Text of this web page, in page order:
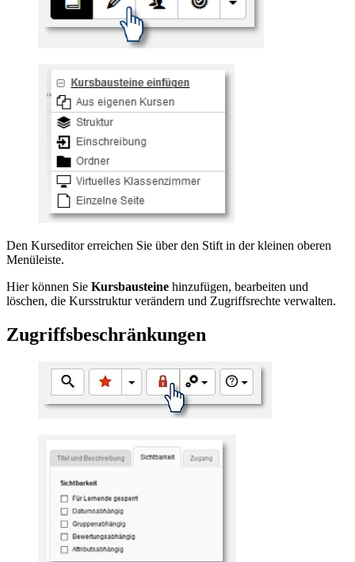
Den Kurseditor erreichen Sie über den Stift in der kleinen oberen
Menüleiste.
Hier können Sie Kursbausteine hinzufügen, bearbeiten und
löschen, die Kursstruktur verändern und Zugriffsrechte verwalten.
Zugriffsbeschränkungen